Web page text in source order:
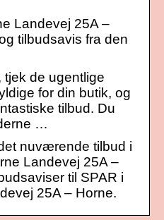
Landevej 25A –
tilbudsavis fra den
de ugentlige
for din butik, og
tilbud. Du
…
nuværende tilbud i
Landevej 25A –
til SPAR i
25A – Horne.